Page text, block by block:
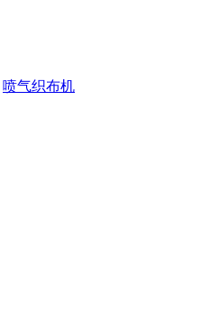
喷气织布机